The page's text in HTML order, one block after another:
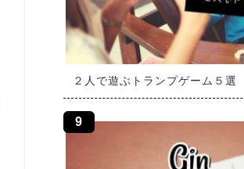
２人で遊ぶトランプゲーム５選